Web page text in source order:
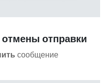
отправки
сообщение